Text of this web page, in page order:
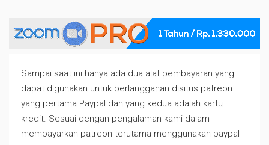
Membayar
Berlangganan
Patreon
Menggunakan
Paypal
Sampai saat ini hanya ada dua alat pembayaran yang
dapat digunakan untuk berlangganan disitus patreon
yang pertama Paypal dan yang kedua adalah kartu
kredit. Sesuai dengan pengalaman kami dalam
membayarkan patreon terutama menggunakan paypal